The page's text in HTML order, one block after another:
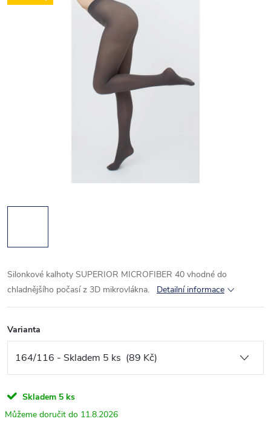
Silonkové kalhoty SUPERIOR MICROFIBER 40 vhodné do
chladnějšího počasí z 3D mikrovlákna.
Detailní informace
Varianta
Skladem 5 ks
11.8.2026